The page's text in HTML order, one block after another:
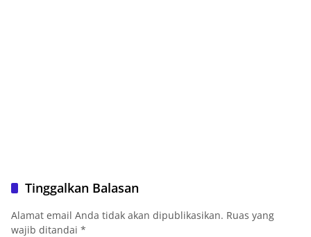
Tinggalkan Balasan
Alamat email Anda tidak akan dipublikasikan. Ruas yang
wajib ditandai *